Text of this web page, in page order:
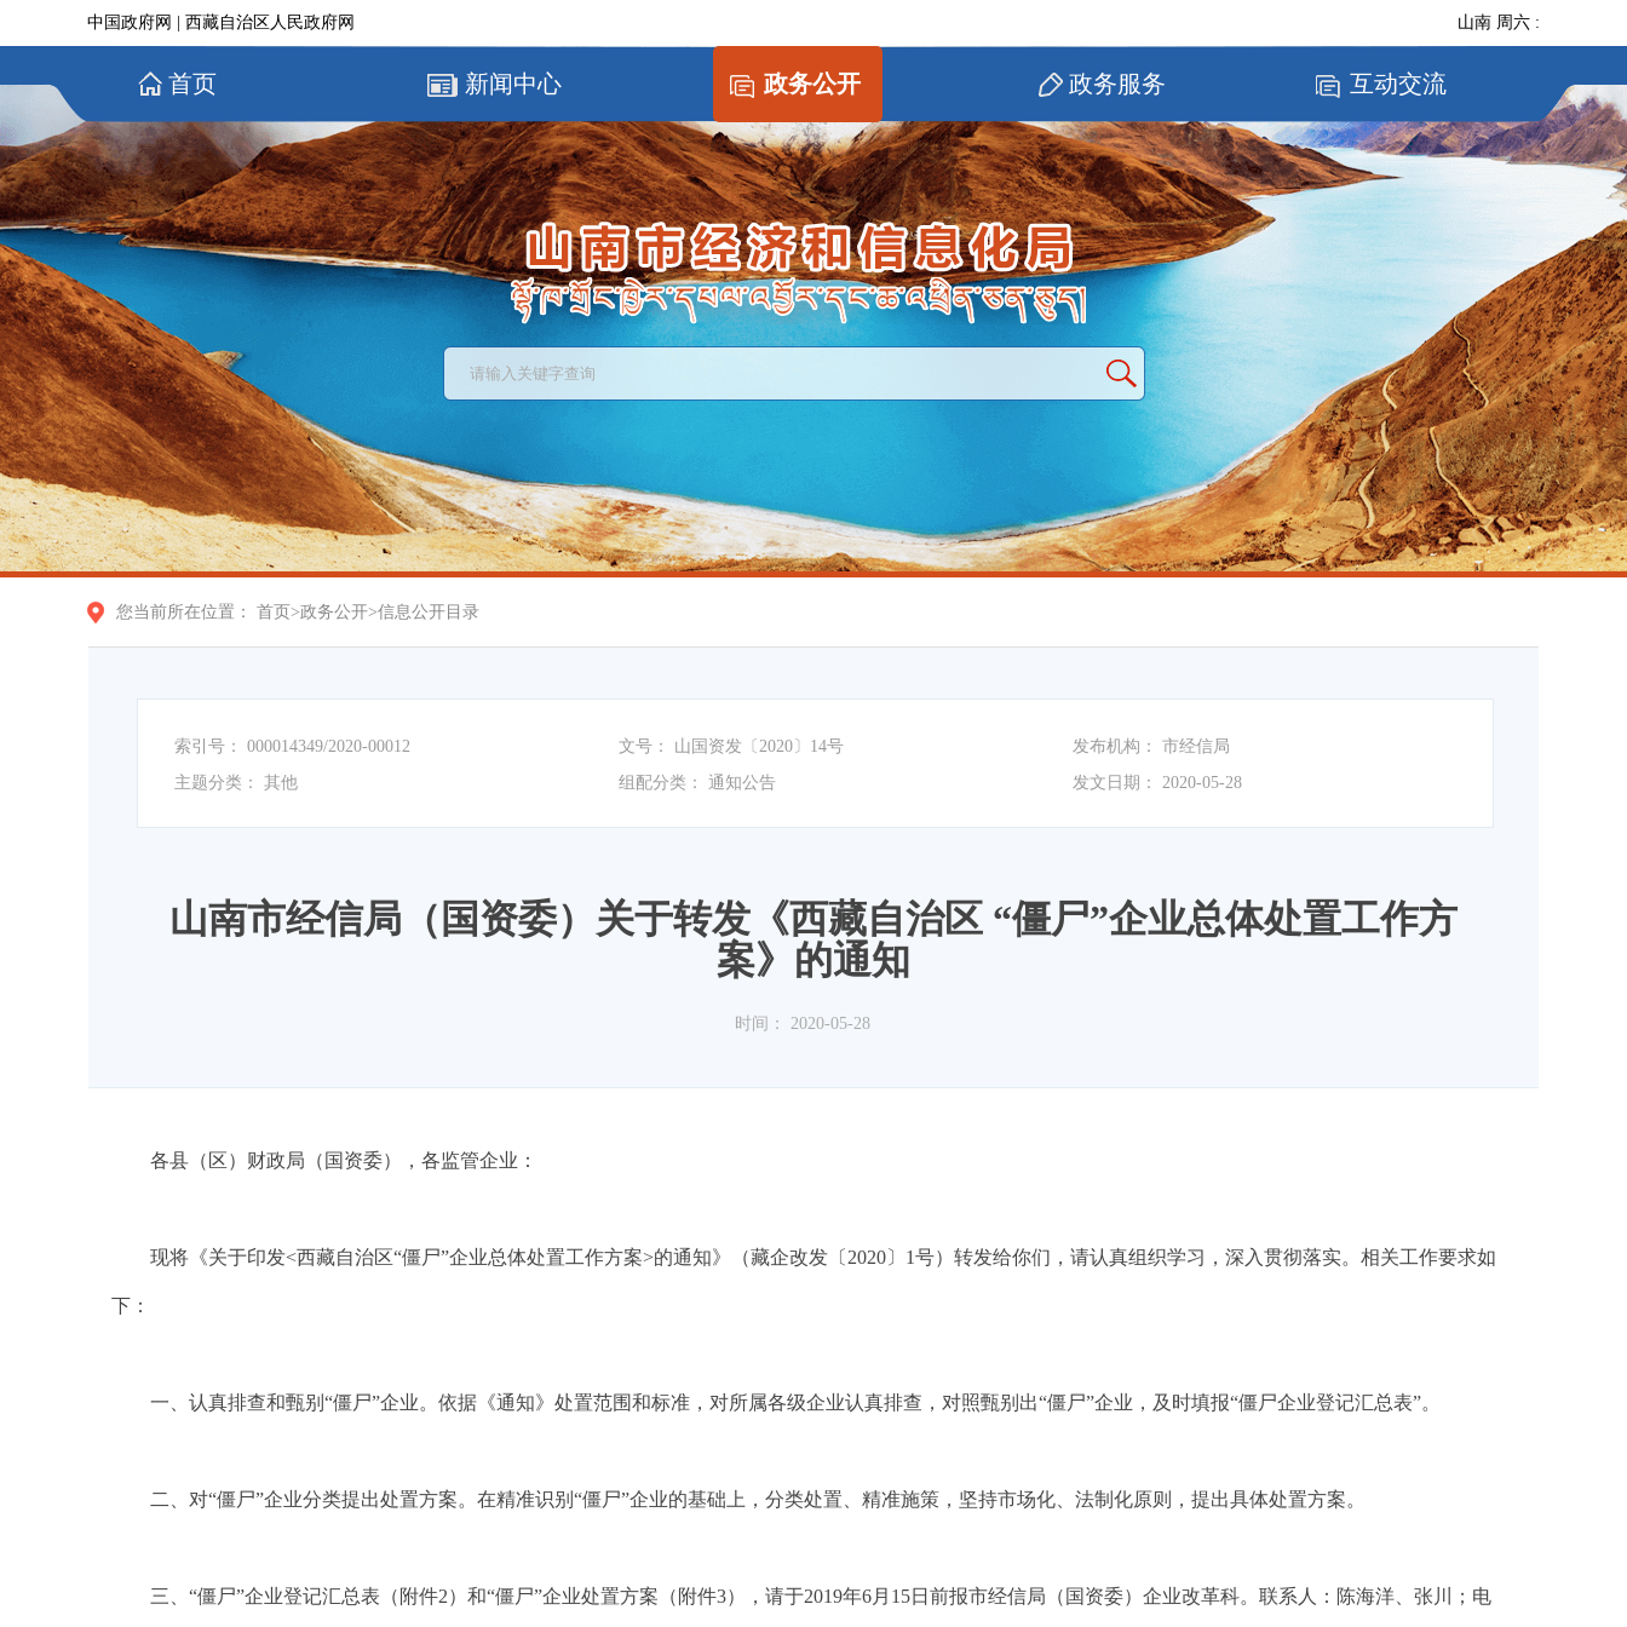
中国政府网 西藏自治区人民政府网 山南 周六 :
首页 新闻中心 政务公开 政务服务 互动交流
您当前所在位置： 首页 >政务公开>信息公开目录
索引号： 000014349/2020-00012 文号： 山国资发〔2020〕14号 发布机构：
市经信局
主题分类：
其他 组配分类： 通知公告 发文日期： 2020-05-28
山南市经信局（国资委）关于转发《西藏自治区 “僵尸”企业总体处置工作方
案》的通知
时间： 2020-05-28
各县（区）财政局（国资委），各监管企业：
现将《关于印发<西藏自治区“僵尸”企业总体处置工作方案>的通知》（藏企改发 〔 2020〕 1号）转发给你们，请认真组织学习，深入贯彻落实。相关工作要求如
下：
一、认真排查和甄别“僵尸”企业。依据《通知》处置范围和标准，对所属各级企业认真排查，对照甄别出“僵尸”企业，及时填报“僵尸企业登记汇总表”。
二、对“僵尸”企业分类提出处置方案。在精准识别“僵尸”企业的基础上，分类处置、精准施策，坚持市场化、法制化原则，提出具体处置方案。
三、“僵尸”企业登记汇总表（附件2）和“僵尸”企业处置方案（附件3），请于2019年6月 15日前报市经信局（国资委）企业改革科。联系人：陈海洋、张川；电